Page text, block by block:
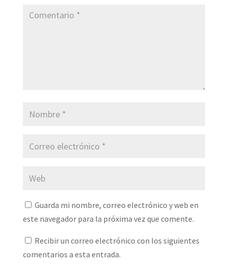
Guarda mi nombre, correo electrónico y web en
este navegador para la próxima vez que comente.
Recibir un correo electrónico con los siguientes
comentarios a esta entrada.